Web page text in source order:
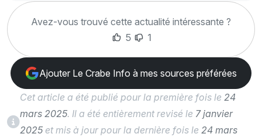
Avez-vous trouvé cette actualité intéressante ?
5
1
Ajouter Le Crabe Info à mes sources préférées
Cet article a été publié pour la première fois le 24
mars 2025. Il a été entièrement revisé le 7 janvier
2025 et mis à jour pour la dernière fois le 24 mars